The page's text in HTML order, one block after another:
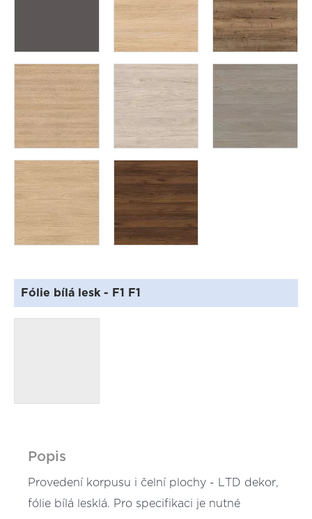
Fólie bílá lesk - F1 F1
Popis
Provedení korpusu i čelní plochy - LTD dekor,
fólie bílá lesklá. Pro specifikaci je nutné